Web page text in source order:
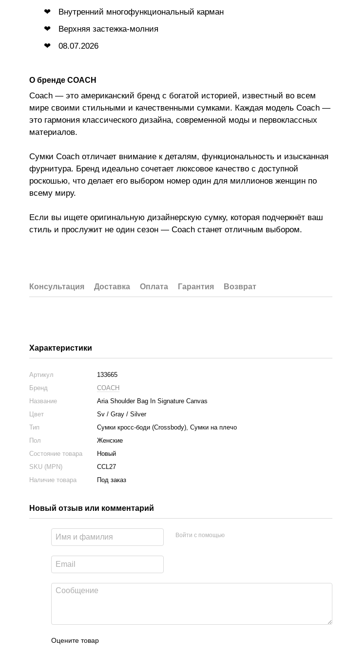
Внутренний многофункциональный карман
Верхняя застежка-молния
08.07.2026
О бренде COACH
Coach — это американский бренд с богатой историей, известный во всем
мире своими стильными и качественными сумками. Каждая модель Coach —
это гармония классического дизайна, современной моды и первоклассных
материалов.
Сумки Coach отличает внимание к деталям, функциональность и изысканная
фурнитура. Бренд идеально сочетает люксовое качество с доступной
роскошью, что делает его выбором номер один для миллионов женщин по
всему миру.
Если вы ищете оригинальную дизайнерскую сумку, которая подчеркнёт ваш
стиль и прослужит не один сезон — Coach станет отличным выбором.
Консультация Доставка Оплата Гарантия Возврат
Характеристики
Артикул
133665
Бренд
COACH
Название
Aria Shoulder Bag In Signature Canvas
Цвет
Sv / Gray / Silver
Тип
Сумки кросс-боди (Crossbody), Сумки на плечо
Пол
Женские
Состояние товара
Новый
SKU (MPN)
CCL27
Наличие товара
Под заказ
Новый отзыв или комментарий
Войти с помощью
Оцените товар